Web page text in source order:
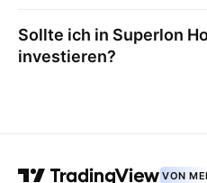
Sollte ich in Superlon
investieren?
VON